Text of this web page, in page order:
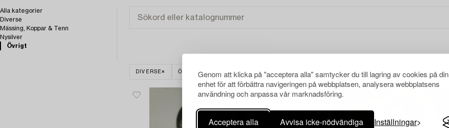
Genom att klicka på "acceptera alla" samtycker du till lagring av cookies på din
enhet för att förbättra navigeringen på webbplatsen, analysera webbplatsens
användning och anpassa vår marknadsföring.
Acceptera alla Avvisa icke-nödvändiga Inställningar
Alla kategorier
Diverse
Mässing, Koppar & Tenn
Nysilver
Övrigt
DIVERSE ÖVRIGT RENSA ALLA